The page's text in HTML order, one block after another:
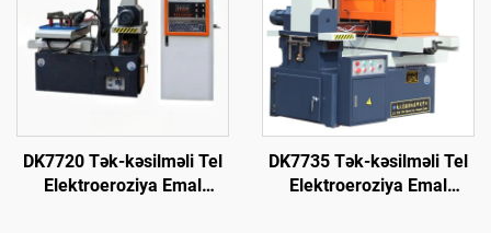
DK7720 Tək-kəsilməli Tel
Elektroeroziya Emal
DK7735 Tək-kəsilməli Tel
Elektroeroziya Emal